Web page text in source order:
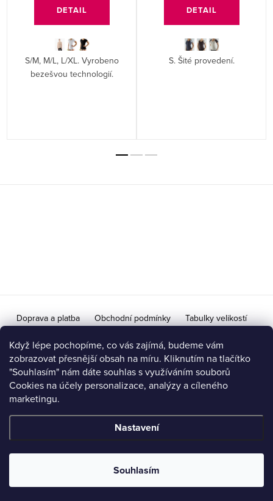
Když lépe pochopíme, co vás zajímá, budeme vám
zobrazovat přesnější obsah na míru. Kliknutím na tlačítko
"Souhlasím" nám dáte souhlas s využíváním souborů
Cookies na účely personalizace, analýzy a cíleného
marketingu.
Nastavení
Souhlasím
DETAIL
S/M, M/L, L/XL. Vyrobeno
bezešvou technologií.
DETAIL
S. Šité provedení.
Doprava a platba Obchodní podmínky Tabulky velikostí
Doprava na Slovensko / Výměna vrácení zboží pro SR
Ochrana osobních údajů a podmínky zpracování
Možnost vrácení / výměny zboží do 14 dní
nastavení cookies